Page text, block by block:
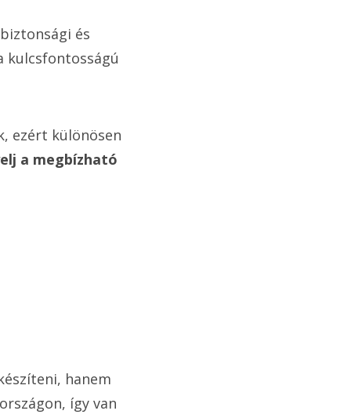
és
kulcsfontosságú
ezért különösen
a megbízható
hanem
így van